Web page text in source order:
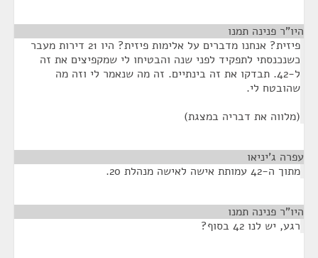
היו"ר פנינה תמנו
פיזית? אנחנו מדברים על אלימות פיזית? היו 21 דירות מעבר
כשנכנסתי לתפקיד לפני שנה והבטיחו לי שמקפיצים את זה
ל-42. תבדקו את זה בינתיים. זה מה שנאמר לי וזה מה
שהובטח לי.
(מלווה את דבריה במצגת)
עפרה ג'יניאו
מתוך ה-42 עמותת אישה לאישה מנהלת 20.
היו"ר פנינה תמנו
רגע, יש לנו 42 בסוף?